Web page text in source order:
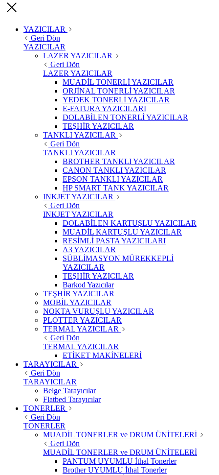
YAZICILAR
Geri Dön
YAZICILAR
LAZER YAZICILAR
Geri Dön
LAZER YAZICILAR
MUADİL TONERLİ YAZICILAR
ORJİNAL TONERLİ YAZICILAR
YEDEK TONERLİ YAZICILAR
E-FATURA YAZICILARI
DOLABİLEN TONERLİ YAZICILAR
TEŞHİR YAZICILAR
TANKLI YAZICILAR
Geri Dön
TANKLI YAZICILAR
BROTHER TANKLI YAZICILAR
CANON TANKLI YAZICILAR
EPSON TANKLI YAZICILAR
HP SMART TANK YAZICILAR
INKJET YAZICILAR
Geri Dön
INKJET YAZICILAR
DOLABİLEN KARTUŞLU YAZICILAR
MUADİL KARTUŞLU YAZICILAR
RESİMLİ PASTA YAZICILARI
A3 YAZICILAR
SÜBLİMASYON MÜREKKEPLİ
YAZICILAR
TEŞHİR YAZICILAR
Barkod Yazıcılar
TEŞHİR YAZICILAR
MOBİL YAZICILAR
NOKTA VURUŞLU YAZICILAR
PLOTTER YAZICILAR
TERMAL YAZICILAR
Geri Dön
TERMAL YAZICILAR
ETİKET MAKİNELERİ
TARAYICILAR
Geri Dön
TARAYICILAR
Belge Tarayıcılar
Flatbed Tarayıcılar
TONERLER
Geri Dön
TONERLER
MUADİL TONERLER ve DRUM ÜNİTELERİ
Geri Dön
MUADİL TONERLER ve DRUM ÜNİTELERİ
PANTUM UYUMLU İthal Tonerler
Brother UYUMLU İthal Tonerler